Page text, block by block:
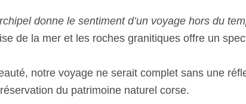
donne le sentiment d’un voyage hors du
de la mer et les roches granitiques offre un
notre voyage ne serait complet sans une
du patrimoine naturel corse.